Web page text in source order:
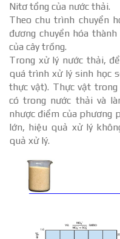
Nitơ tổng của nước thải.
Theo chu trình chuyển
đương chuyển hóa
của cây trồng.
Trong xử lý nước thải,
quá trình xử lý sinh học
thực vật). Thực vật
có trong nước thải và
nhược điểm của phương
lớn, hiệu quả xử lý
quả xử lý.